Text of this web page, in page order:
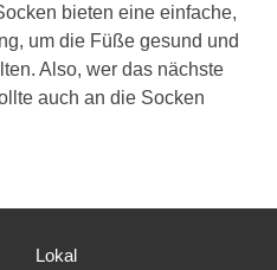
bieten eine einfache,
um die Füße gesund und
Also, wer das nächste
auch an die Socken
Lokal